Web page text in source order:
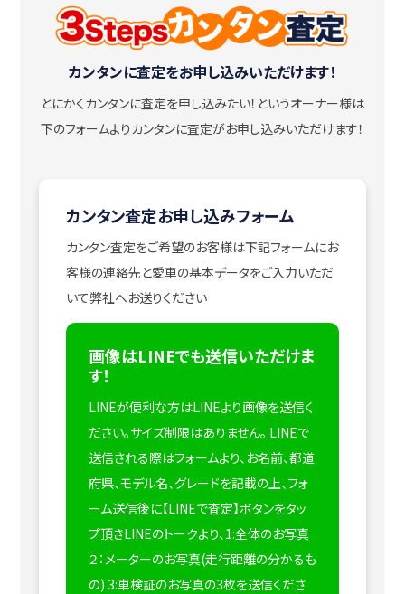
カンタンに査定をお申し込みいただけます！
とにかくカンタンに査定を申し込みたい！ というオーナー様は
下のフォームよりカンタンに査定がお申し込みいただけます！
カンタン査定お申し込みフォーム
カンタン査定をご希望のお客様は下記フォームにお
客様の連絡先と愛車の基本データをご入力いただ
いて弊社へお送りください
画像はLINEでも送信いただけま
す！
LINEが便利な方はLINEより画像を送信く
ださい。サイズ制限はありません。 LINEで
送信される際はフォームより、お名前、都道
府県、モデル名、グレードを記載の上、フォ
ーム送信後に【LINEで査定】ボタンをタッ
プ頂きLINEのトークより、1:全体のお写真
２：メーターのお写真(走行距離の分かるも
の) 3:車検証のお写真の3枚を送信くださ